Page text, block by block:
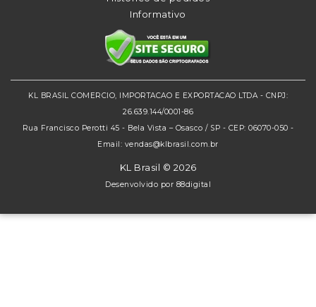
Informativo
KL BRASIL COMERCIO, IMPORTACAO E EXPORTACAO LTDA - CNPJ:
26.639.144/0001-86
Rua Francisco Perotti 45 - Bela Vista – Osasco / SP - CEP: 06070-050 -
Email: vendas@klbrasil.com.br
KL Brasil © 2026
Desenvolvido por 88digital